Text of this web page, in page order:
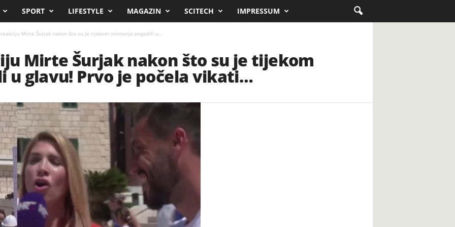
SPORT LIFESTYLE MAGAZIN SCITECH IMPRESSUM
Mirte Šurjak nakon što su je tijekom snimanja pogodili u...
Mirte Šurjak nakon što su je tijekom
u glavu! Prvo je počela vikati…